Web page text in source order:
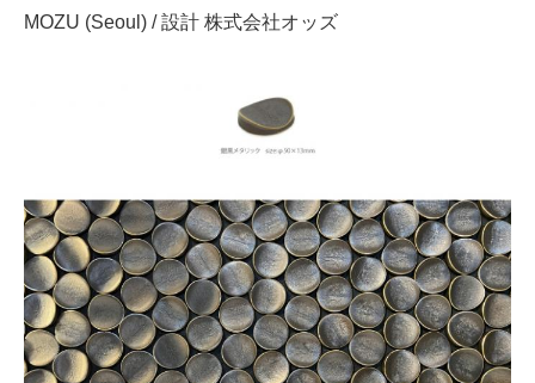
MOZU (Seoul) / 設計 株式会社オッズ​​​​​​